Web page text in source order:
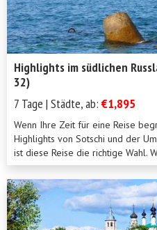
Highlights im südlichen
32)
7 Tage | Städte, ab:€1,895
Wenn Ihre Zeit für eine Reise
Highlights von Sotschi und der
ist diese Reise die richtige Wahl.
H&uum...